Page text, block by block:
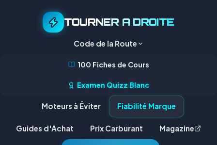
TOURNER A DROITE
Code de la Route
100 Fiches de Cours
Examen Quizz Blanc
Moteurs à Éviter Fiabilité Marque
Guides d'Achat Prix Carburant Magazine